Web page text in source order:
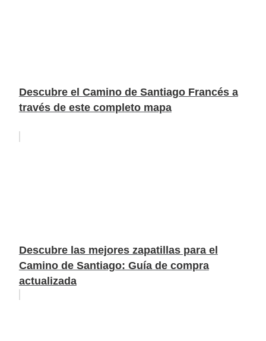
Descubre el Camino de Santiago Francés a
través de este completo mapa
Descubre las mejores zapatillas para el
Camino de Santiago: Guía de compra
actualizada